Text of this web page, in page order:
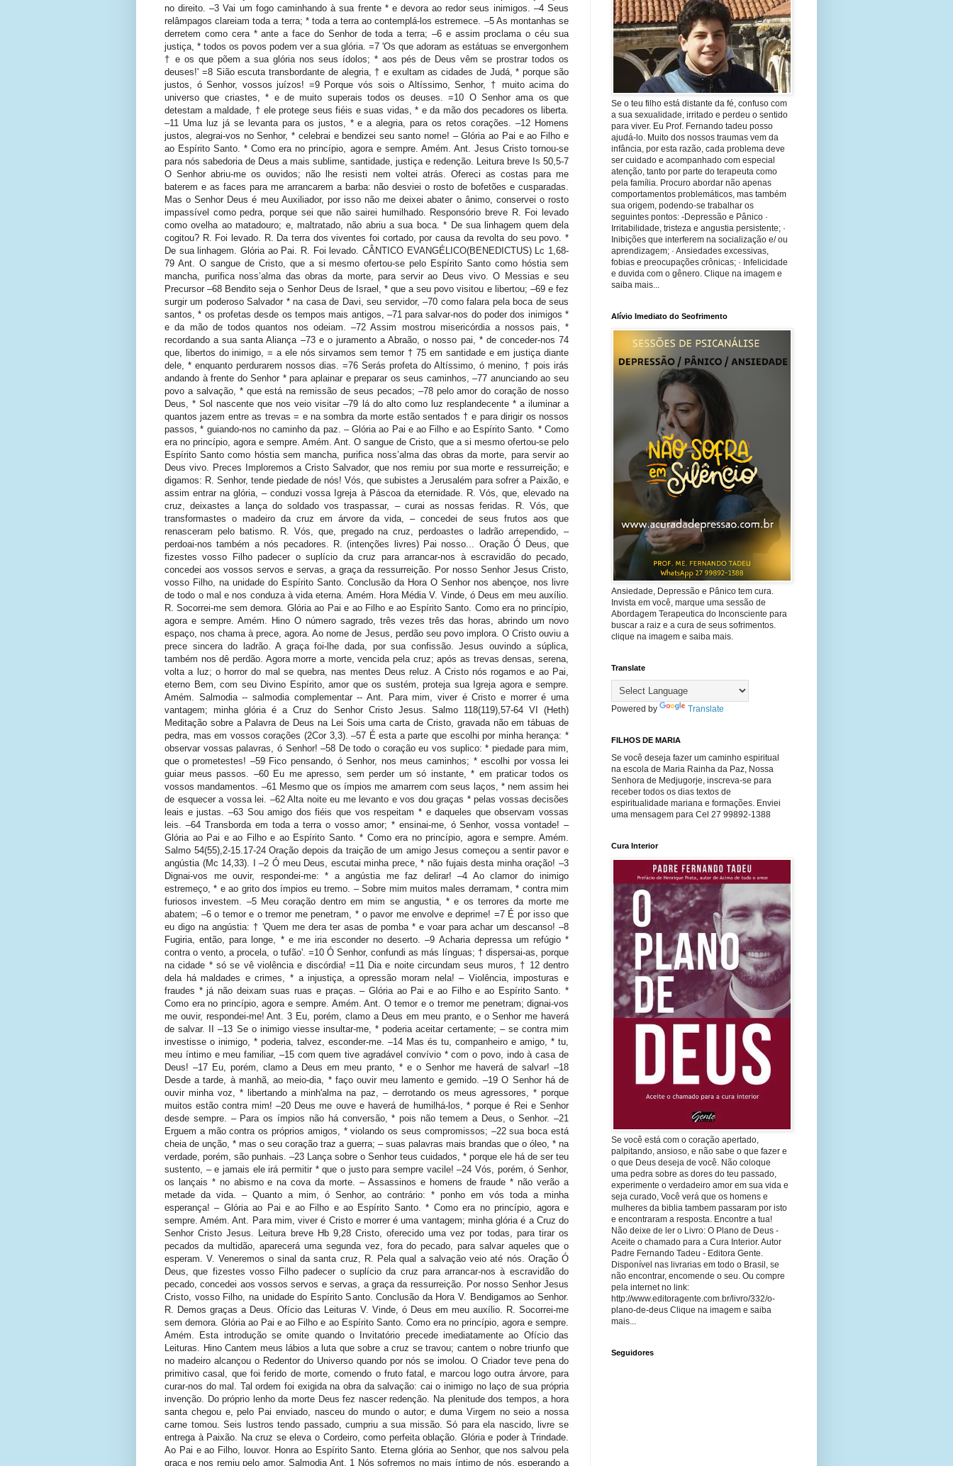
Se o teu filho está distante da fé, confuso com
a sua sexualidade, irritado e perdeu o sentido
para viver. Eu Prof. Fernando tadeu posso
ajudá-lo. Muito dos nossos traumas vem da
infância, por esta razão, cada problema deve
ser cuidado e acompanhado com especial
atenção, tanto por parte do terapeuta como
pela família. Procuro abordar não apenas
comportamentos problemáticos, mas também
sua origem, podendo-se trabalhar os
seguintes pontos: -Depressão e Pânico ·
Irritabilidade, tristeza e angustia persistente; ·
Inibições que interferem na socialização e/ ou
aprendizagem; · Ansiedades excessivas,
fobias e preocupações crônicas; · Infelicidade
e duvida com o gênero. Clique na imagem e
saiba mais...
Alívio Imediato do Seofrimento
Ansiedade, Depressão e Pânico tem cura.
Invista em você, marque uma sessão de
Abordagem Terapeutica do Inconsciente para
buscar a raiz e a cura de seus sofrimentos.
clique na imagem e saiba mais.
Translate
Powered by Translate
FILHOS DE MARIA
Se você deseja fazer um caminho espiritual
na escola de Maria Rainha da Paz, Nossa
Senhora de Medjugorje, inscreva-se para
receber todos os dias textos de
espiritualidade mariana e formações. Enviei
uma mensagem para Cel 27 99892-1388
Cura Interior
Se você está com o coração apertado,
palpitando, ansioso, e não sabe o que fazer e
o que Deus deseja de você. Não coloque
uma pedra sobre as dores do teu passado,
experimente o verdadeiro amor em sua vida e
seja curado, Você verá que os homens e
mulheres da biblia tambem passaram por isto
e encontraram a resposta. Encontre a tua!
Não deixe de ler o Livro: O Plano de Deus -
Aceite o chamado para a Cura Interior. Autor
Padre Fernando Tadeu - Editora Gente.
Disponível nas livrarias em todo o Brasil, se
não encontrar, encomende o seu. Ou compre
pela internet no link:
http://www.editoragente.com.br/livro/332/o-
plano-de-deus Clique na imagem e saiba
mais...
Seguidores